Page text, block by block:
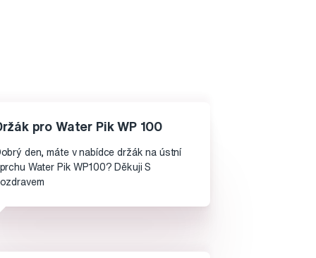
pro Water Pik WP 100
den, máte v nabídce držák na ústní
Water Pik WP100? Děkuji S